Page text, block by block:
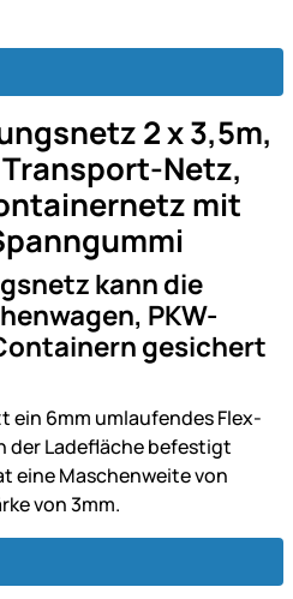
2 x 3,5m,
Netz,
mit
kann die
PKW-
gesichert
ein 6mm umlaufendes Flex-
der Ladefläche befestigt
eine Maschenweite von
von 3mm.